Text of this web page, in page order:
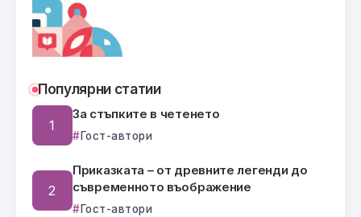
Популярни статии
За стъпките в четенето
Гост-автори
Приказката – от древните легенди до
съвременното въображение
Гост-автори